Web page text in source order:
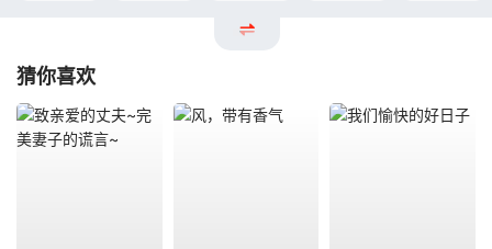
猜你喜欢